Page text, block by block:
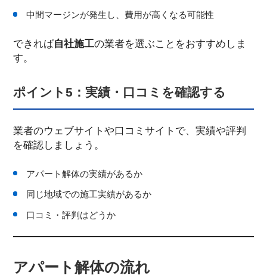
中間マージンが発生し、費用が高くなる可能性
できれば自社施工の業者を選ぶことをおすすめしま
す。
ポイント5：実績・口コミを確認する
業者のウェブサイトや口コミサイトで、実績や評判
を確認しましょう。
アパート解体の実績があるか
同じ地域での施工実績があるか
口コミ・評判はどうか
アパート解体の流れ